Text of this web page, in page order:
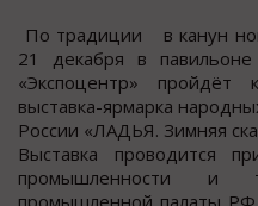
По традиции в канун
21 декабря в
«Экспоцентр»
выставка-ярмарка
России «ЛАДЬЯ. Зимняя
Выставка проводится
промышленности и